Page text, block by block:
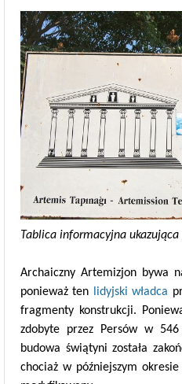
Tablica informacyjna
Archaiczny Artemizjon bywa
ponieważ ten
lidyjski władca
fragmenty konstrukcji.
zdobyte przez Persów w
budowa świątyni została
chociaż w późniejszym